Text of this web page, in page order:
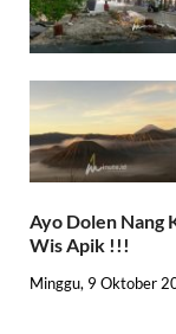
Ayo Dolen Nang
Wis Apik !!!
Minggu, 9 Oktober